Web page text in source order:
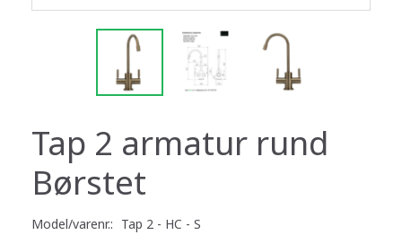
Tap 2 armatur rund
Børstet
Model/varenr.: Tap 2 - HC - S